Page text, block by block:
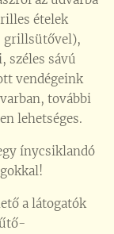
ételek
grillsütővel),
széles sávú
vendégeink
további
lehetséges.
ínycsiklandó
a látogatók